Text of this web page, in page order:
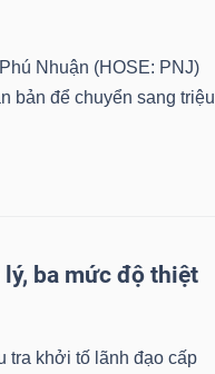
Nhuận (HOSE: PNJ)
bản để chuyển sang triệu
lý, ba mức độ thiệt
tra khởi tố lãnh đạo cấp